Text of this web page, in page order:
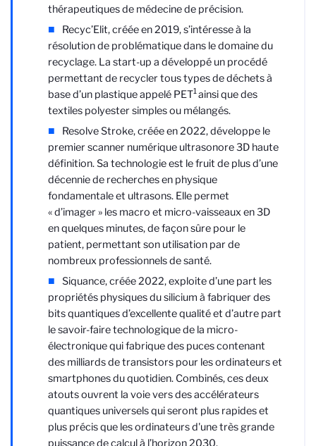
thérapeutiques de médecine de précision.
Recyc’Elit, créée en 2019, s’intéresse à la
résolution de problématique dans le domaine du
recyclage. La start-up a développé un procédé
permettant de recycler tous types de déchets à
base d’un plastique appelé PET1ainsi que des
textiles polyester simples ou mélangés.
Resolve Stroke, créée en 2022, développe le
premier scanner numérique ultrasonore 3D haute
définition. Sa technologie est le fruit de plus d’une
décennie de recherches en physique
fondamentale et ultrasons. Elle permet
« d’imager » les macro et micro-vaisseaux en 3D
en quelques minutes, de façon sûre pour le
patient, permettant son utilisation par de
nombreux professionnels de santé.
Siquance, créée 2022, exploite d’une part les
propriétés physiques du silicium à fabriquer des
bits quantiques d’excellente qualité et d’autre part
le savoir-faire technologique de la micro-
électronique qui fabrique des puces contenant
des milliards de transistors pour les ordinateurs et
smartphones du quotidien. Combinés, ces deux
atouts ouvrent la voie vers des accélérateurs
quantiques universels qui seront plus rapides et
plus précis que les ordinateurs d'une très grande
puissance de calcul à l’horizon 2030.